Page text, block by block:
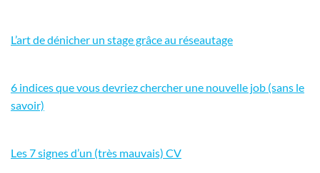
L’art de dénicher un stage grâce au réseautage
6 indices que vous devriez chercher une nouvelle job (sans le
savoir)
Les 7 signes d’un (très mauvais) CV